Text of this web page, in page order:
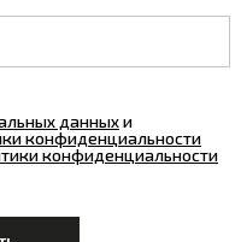
данныхи
конфиденциальности
конфиденциальности